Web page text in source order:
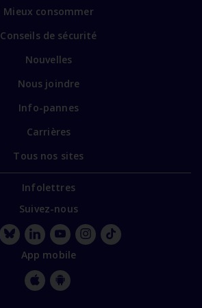
certains
sites
Mieux consommer
Conseils de sécurité
Nouvelles
Nous joindre
Info-pannes
Carrières
Tous nos sites
Infolettres
Suivez-nous
BlueskyLinkedInYouTube
App mobile